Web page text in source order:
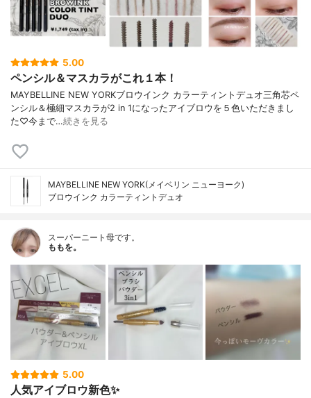
5.00
ペンシル＆マスカラがこれ１本！
MAYBELLINE NEW YORKブロウインク カラーティントデュオ三角芯ペ
ンシル＆極細マスカラが2 in 1になったアイブロウを５色いただきまし
た♡今まで…続きを見る
MAYBELLINE NEW YORK(メイベリン ニューヨーク)
ブロウインク カラーティントデュオ
スーパーニート母です。
ももを。
5.00
人気アイブロウ新色✨